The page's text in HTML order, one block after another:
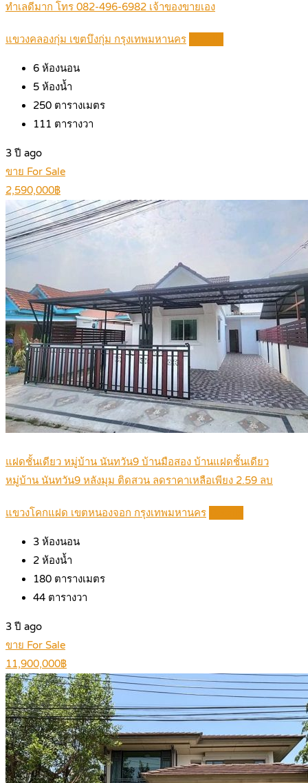
ทำเลดีมาก โทร 082-496-6982 เจ้าของขายเอง
แขวงคลองกุ่ม เขตบึงกุ่ม กรุงเทพมหานคร
6 ห้องนอน
5 ห้องน้ำ
250 ตารางเมตร
111 ตารางวา
3 ปี ago
ขาย For Sale
2,590,000฿
แฝดชั้นเดียว หมู่บ้าน นันทวัน9 บ้านมือสอง บ้านแฝดชั้นเดียว
หมู่บ้าน นันทวัน9 หลังมุม ติดสวน ลดราคาเหลือเพียง 2.59 ลบ
แขวงโคกแฝด เขตหนองจอก กรุงเทพมหานคร
3 ห้องนอน
2 ห้องน้ำ
180 ตารางเมตร
44 ตารางวา
3 ปี ago
ขาย For Sale
11,900,000฿